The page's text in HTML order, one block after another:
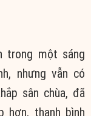
trong một sáng
nhưng vẫn có
sân chùa, đã
hơn, thanh bình